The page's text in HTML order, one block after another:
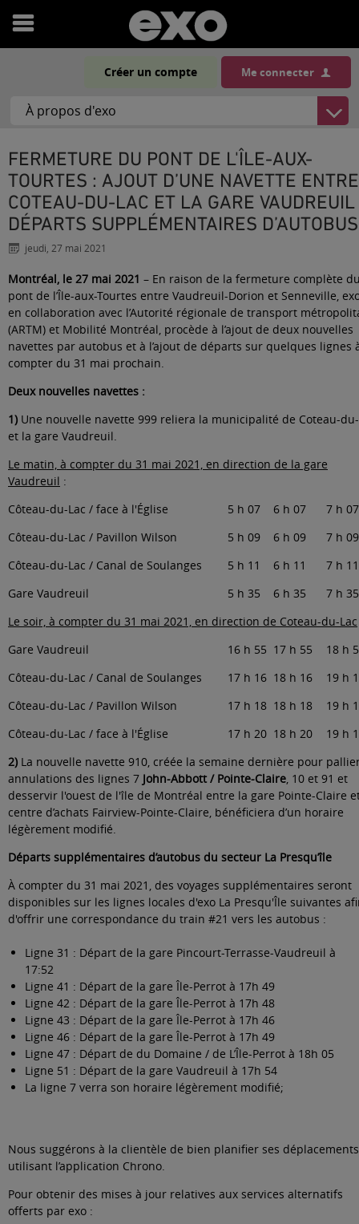
Ouvrir
menu
Créer un compte Me connecter
FERMETURE DU PONT DE L'ÎLE-AUX-
TOURTES : AJOUT D’UNE NAVETTE ENTRE
COTEAU-DU-LAC ET LA GARE
DÉPARTS SUPPLÉMENTAIRES D’AUTOBUS
jeudi, 27 mai 2021
Montréal, le 27 mai 2021 – En raison de la fermeture complète
pont de l’Île-aux-Tourtes entre Vaudreuil-Dorion et Senneville,
en collaboration avec l’Autorité régionale de transport
(ARTM) et Mobilité Montréal, procède à l’ajout de deux nouvelles
navettes par autobus et à l’ajout de départs sur quelques lignes
compter du 31 mai prochain.
Deux nouvelles navettes :
1) Une nouvelle navette 999 reliera la municipalité de Coteau-
et la gare Vaudreuil.
Le matin, à compter du 31 mai 2021, en direction de la gare
Vaudreuil :
Côteau-du-Lac / face à l'Église
5 h 07 6 h 07
7 h 07
Côteau-du-Lac / Pavillon Wilson
5 h 09 6 h 09
7 h 09
Côteau-du-Lac / Canal de Soulanges
5 h 11 6 h 11
7 h 11
Gare Vaudreuil
5 h 35 6 h 35
7 h 35
Le soir, à compter du 31 mai 2021, en direction de Coteau-du-Lac
Gare Vaudreuil
16 h 55 17 h 55
18 h
Côteau-du-Lac / Canal de Soulanges
17 h 16 18 h 16
19 h
Côteau-du-Lac / Pavillon Wilson
17 h 18 18 h 18
19 h
Côteau-du-Lac / face à l'Église
17 h 20 18 h 20
19 h
2) La nouvelle navette 910, créée la semaine dernière pour
annulations des lignes 7 John-Abbott / Pointe-Claire, 10 et 91 et
desservir l'ouest de l'île de Montréal entre la gare Pointe-Claire
centre d’achats Fairview-Pointe-Claire, bénéficiera d’un horaire
légèrement modifié.
Départs supplémentaires d’autobus du secteur La Presqu’île
À compter du 31 mai 2021, des voyages supplémentaires seront
disponibles sur les lignes locales d'exo La Presqu'Île suivantes
d'offrir une correspondance du train #21 vers les autobus :
Ligne 31 : Départ de la gare Pincourt-Terrasse-Vaudreuil à
17:52
Ligne 41 : Départ de la gare Île-Perrot à 17h 49
Ligne 42 : Départ de la gare Île-Perrot à 17h 48
Ligne 43 : Départ de la gare Île-Perrot à 17h 46
Ligne 46 : Départ de la gare Île-Perrot à 17h 49
Ligne 47 : Départ de du Domaine / de L’Île-Perrot à 18h 05
Ligne 51 : Départ de la gare Vaudreuil à 17h 54
La ligne 7 verra son horaire légèrement modifié;
Nous suggérons à la clientèle de bien planifier ses
utilisant l’application Chrono.
Pour obtenir des mises à jour relatives aux services alternatifs
offerts par exo :